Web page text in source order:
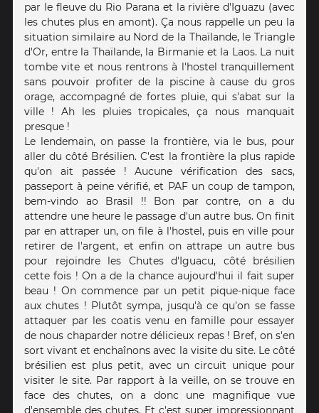
par le fleuve du Rio Parana et la rivière d'Iguazu (avec
les chutes plus en amont). Ça nous rappelle un peu la
situation similaire au Nord de la Thaïlande, le Triangle
d'Or, entre la Thaïlande, la Birmanie et la Laos. La nuit
tombe vite et nous rentrons à l'hostel tranquillement
sans pouvoir profiter de la piscine à cause du gros
orage, accompagné de fortes pluie, qui s'abat sur la
ville ! Ah les pluies tropicales, ça nous manquait
presque !
Le lendemain, on passe la frontière, via le bus, pour
aller du côté Brésilien. C'est la frontière la plus rapide
qu'on ait passée ! Aucune vérification des sacs,
passeport à peine vérifié, et PAF un coup de tampon,
bem-vindo ao Brasil !! Bon par contre, on a du
attendre une heure le passage d'un autre bus. On finit
par en attraper un, on file à l'hostel, puis en ville pour
retirer de l'argent, et enfin on attrape un autre bus
pour rejoindre les Chutes d'Iguacu, côté brésilien
cette fois ! On a de la chance aujourd'hui il fait super
beau ! On commence par un petit pique-nique face
aux chutes ! Plutôt sympa, jusqu'à ce qu'on se fasse
attaquer par les coatis venu en famille pour essayer
de nous chaparder notre délicieux repas ! Bref, on s'en
sort vivant et enchaînons avec la visite du site. Le côté
brésilien est plus petit, avec un circuit unique pour
visiter le site. Par rapport à la veille, on se trouve en
face des chutes, on a donc une magnifique vue
d'ensemble des chutes. Et c'est super impressionnant